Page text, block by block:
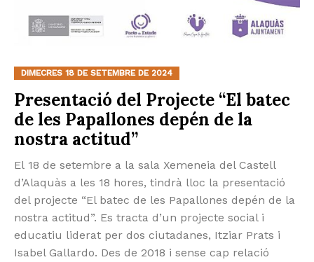
DIMECRES 18 DE SETEMBRE DE 2024
Presentació del Projecte “El batec
de les Papallones depén de la
nostra actitud”
El 18 de setembre a la sala Xemeneia del Castell
d’Alaquàs a les 18 hores, tindrà lloc la presentació
del projecte “El batec de les Papallones depén de la
nostra actitud”. Es tracta d’un projecte social i
educatiu liderat per dos ciutadanes, Itziar Prats i
Isabel Gallardo. Des de 2018 i sense cap relació